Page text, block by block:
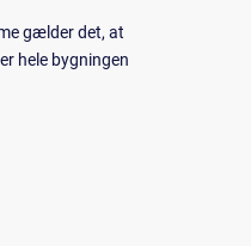
gælder det, at
hele bygningen